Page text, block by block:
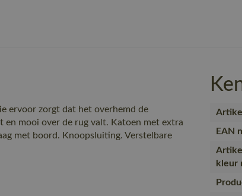
ervoor zorgt dat het overhemd de
en mooi over de rug valt. Katoen met extra
met boord. Knoopsluiting. Verstelbare
EAN
kleur